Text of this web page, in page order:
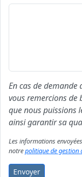
En cas de
vous remercions de
que nous puissions
ainsi garantir sa
Les informations
notrepolitique de gestion
Envoyer